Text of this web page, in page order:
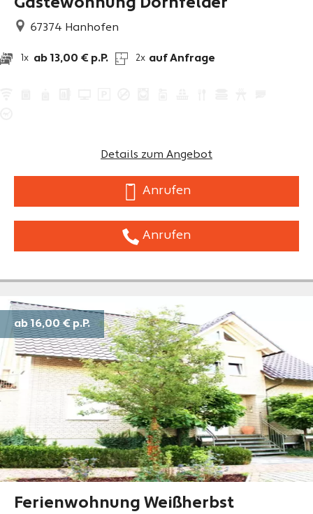
Gästewohnung Dornfelder
67374 Hanhofen
1x ab 13,00 € p.P. 2x auf Anfrage
Details zum Angebot
Anrufen
Anrufen
Ferienwohnung Weißherbst
ab 16,00 €p.P.